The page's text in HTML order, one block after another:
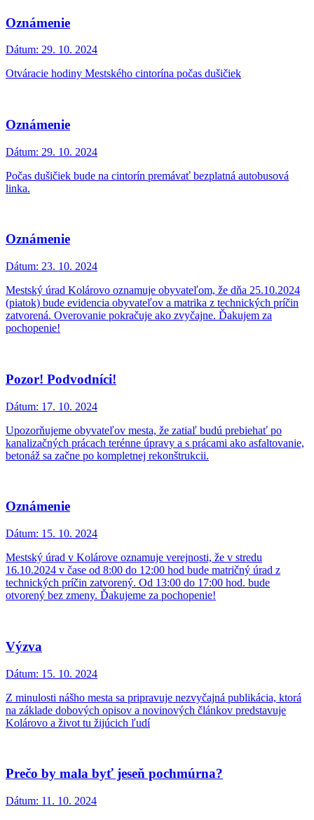
Oznámenie
Dátum: 29. 10. 2024
Otváracie hodiny Mestského cintorína počas dušičiek
Oznámenie
Dátum: 29. 10. 2024
Počas dušičiek bude na cintorín premávať bezplatná autobusová
linka.
Oznámenie
Dátum: 23. 10. 2024
Mestský úrad Kolárovo oznamuje obyvateľom, že dňa 25.10.2024
(piatok) bude evidencia obyvateľov a matrika z technických príčin
zatvorená. Overovanie pokračuje ako zvyčajne. Ďakujem za
pochopenie!
Pozor! Podvodníci!
Dátum: 17. 10. 2024
Upozorňujeme obyvateľov mesta, že zatiaľ budú prebiehať po
kanalizačných prácach terénne úpravy a s prácami ako asfaltovanie,
betonáž sa začne po kompletnej rekonštrukcii.
Oznámenie
Dátum: 15. 10. 2024
Mestský úrad v Kolárove oznamuje verejnosti, že v stredu
16.10.2024 v čase od 8:00 do 12:00 hod bude matričný úrad z
technických príčin zatvorený. Od 13:00 do 17:00 hod. bude
otvorený bez zmeny. Ďakujeme za pochopenie!
Výzva
Dátum: 15. 10. 2024
Z minulosti nášho mesta sa pripravuje nezvyčajná publikácia, ktorá
na základe dobových opisov a novinových článkov predstavuje
Kolárovo a život tu žijúcich ľudí
Prečo by mala byť jeseň pochmúrna?
Dátum: 11. 10. 2024